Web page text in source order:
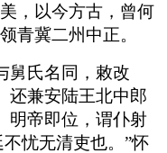
，以今方古，曾何
青冀二州中正。
舅氏名同，敕改
还兼安陆王北中郎
明帝即位，谓仆射
忧无清吏也。”怀